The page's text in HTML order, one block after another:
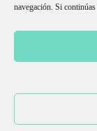
navegación. Si